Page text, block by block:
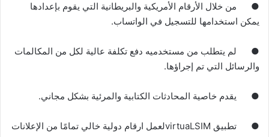
● من خلال الأرقام الأمريكية والبريطانية التي يقوم بإعدادها
يمكن استخدامها للتسجيل في الواتساب.
● لم يتطلب من مستخدميه دفع تكلفة عالية لكل من المكالمات
والرسائل التي تم إجراؤها.
● يقدم خاصية المحادثات الكتابية والمرئية بشكل مجاني.
● تطبيق virtuaLSIMلعمل ارقام دولية
خالي تمامًا من الإعلانات